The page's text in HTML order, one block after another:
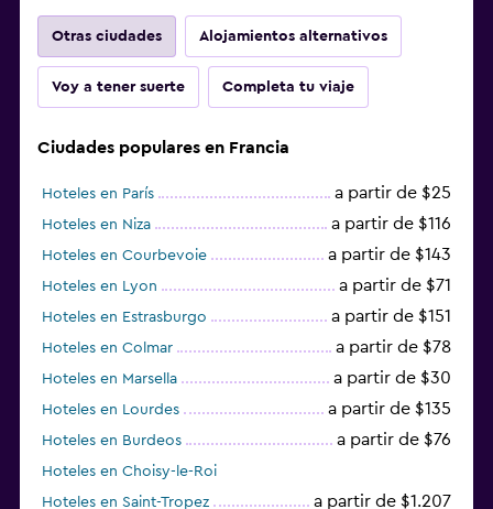
Otras ciudades Alojamientos alternativos
Voy a tener suerte Completa tu viaje
Ciudades populares en Francia
Hoteles en París a partir de $25
Hoteles en Niza a partir de $116
Hoteles en Courbevoie a partir de $143
Hoteles en Lyon a partir de $71
Hoteles en Estrasburgo a partir de $151
Hoteles en Colmar a partir de $78
Hoteles en Marsella a partir de $30
Hoteles en Lourdes a partir de $135
Hoteles en Burdeos a partir de $76
Hoteles en Choisy-le-Roi
Hoteles en Saint-Tropez
a partir de $1.207